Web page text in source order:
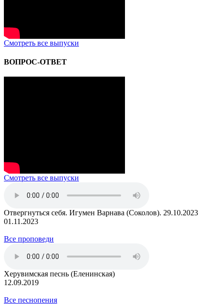
Смотреть все выпуски
ВОПРОС-ОТВЕТ
Смотреть все выпуски
Отвергнуться себя. Игумен Варнава (Соколов). 29.10.2023
01.11.2023
Все проповеди
Херувимская песнь (Еленинская)
12.09.2019
Все песнопения